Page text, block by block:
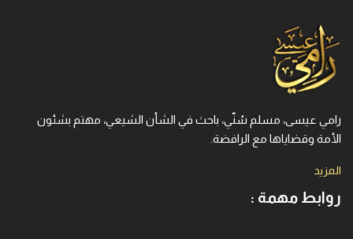
رامي عيسى، مسلم سُنّي، باحث في الشأن الشيعي، مهتم بشئون
الأمة وقضاياها مع الرافضة.
المزيد
روابط مهمة :